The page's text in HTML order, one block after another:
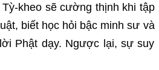
kheo sẽ cường thịnh khi tập
biết học hỏi bậc minh sư và
Phật dạy. Ngược lại, sự suy